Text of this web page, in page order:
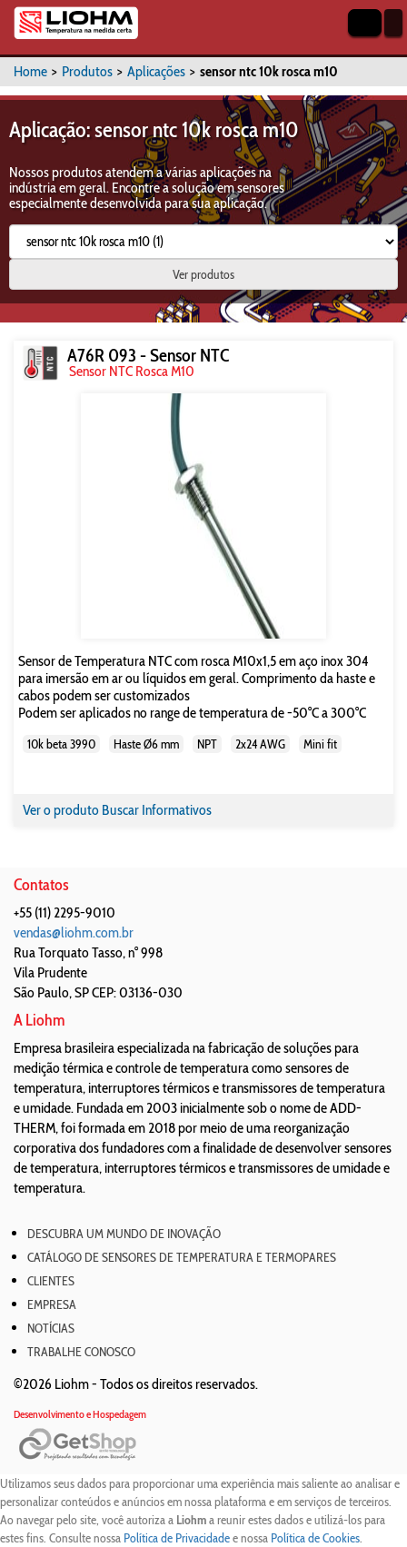
Home > Produtos > Aplicações > sensor ntc 10k rosca m10
Aplicação: sensor ntc 10k rosca m10
Nossos produtos atendem a várias aplicações na
indústria em geral. Encontre a solução em sensores
especialmente desenvolvida para sua aplicação.
Ver produtos
A76R 093 - Sensor NTC
Sensor NTC Rosca M10
Sensor de Temperatura NTC com rosca M10x1,5 em aço inox 304
para imersão em ar ou líquidos em geral. Comprimento da haste e
cabos podem ser customizados
Podem ser aplicados no range de temperatura de -50°C a 300°C
10k beta 3990 Haste Ø6 mm NPT 2x24 AWG Mini fit
Ver o produto Buscar Informativos
Contatos
+55 (11) 2295-9010
vendas@liohm.com.br
Rua Torquato Tasso, n° 998
Vila Prudente
São Paulo,SPCEP: 03136-030
A Liohm
Empresa brasileira especializada na fabricação de soluções para
medição térmica e controle de temperatura como sensores de
temperatura, interruptores térmicos e transmissores de temperatura
e umidade. Fundada em 2003 inicialmente sob o nome de ADD-
THERM, foi formada em 2018 por meio de uma reorganização
corporativa dos fundadores com a finalidade de desenvolver sensores
de temperatura, interruptores térmicos e transmissores de umidade e
temperatura.
DESCUBRA UM MUNDO DE INOVAÇÃO
CATÁLOGO DE SENSORES DE TEMPERATURA E TERMOPARES
CLIENTES
EMPRESA
NOTÍCIAS
TRABALHE CONOSCO
©2026 Liohm - Todos os direitos reservados.
Desenvolvimento e Hospedagem
Utilizamos seus dados para proporcionar uma experiência mais saliente ao analisar e
personalizar conteúdos e anúncios em nossa plataforma e em serviços de terceiros.
Ao navegar pelo site, você autoriza a Liohma reunir estes dados e utilizá-los para
estes fins. Consulte nossa Política de Privacidadee nossa Política de Cookies.